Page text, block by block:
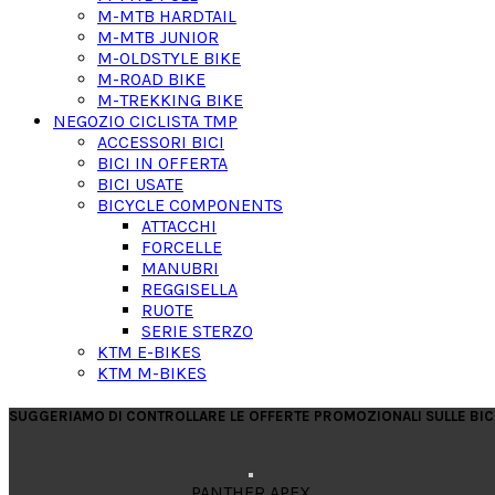
M-MTB HARDTAIL
M-MTB JUNIOR
M-OLDSTYLE BIKE
M-ROAD BIKE
M-TREKKING BIKE
NEGOZIO CICLISTA TMP
ACCESSORI BICI
BICI IN OFFERTA
BICI USATE
BICYCLE COMPONENTS
ATTACCHI
FORCELLE
MANUBRI
REGGISELLA
RUOTE
SERIE STERZO
KTM E-BIKES
KTM M-BIKES
SUGGERIAMO DI CONTROLLARE LE OFFERTE PROMOZIONALI SULLE